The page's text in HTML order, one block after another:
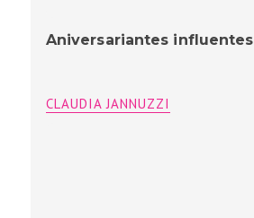
Aniversariantes influentes
CLAUDIA JANNUZZI